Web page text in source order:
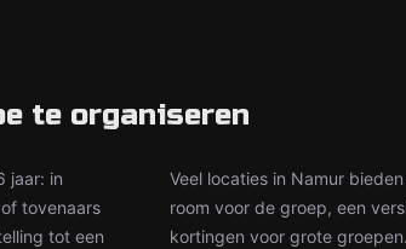
te organiseren
jaar: in
tovenaars
tot een
Veel locaties in Namur
room voor de groep, een
kortingen voor grote